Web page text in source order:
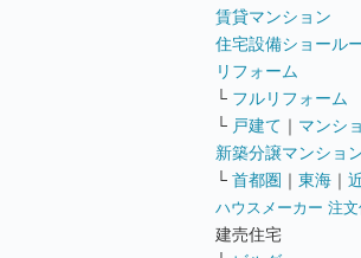
賃貸マンション
住宅設備ショール
リフォーム
└ フルリフォーム
└ 戸建て ｜ マンシ
新築分譲マンショ
└ 首都圏 ｜ 東海 ｜
ハウスメーカー 注
建売住宅